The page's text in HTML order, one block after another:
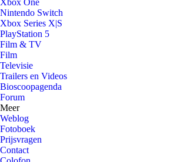
Xbox One
Nintendo Switch
Xbox Series X|S
PlayStation 5
Film & TV
Film
Televisie
Trailers en Videos
Bioscoopagenda
Forum
Meer
Weblog
Fotoboek
Prijsvragen
Contact